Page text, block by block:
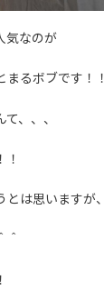
気なのが
るボブです！！
、、、
は思いますが、
＾